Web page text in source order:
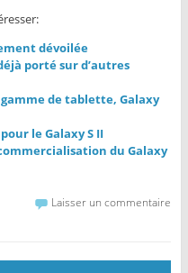
dévoilée
porté sur d’autres
de tablette, Galaxy
le Galaxy S II
du Galaxy
Laisser un commentaire